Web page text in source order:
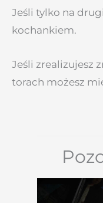
Jeśli tylko na
kochankiem.
Jeśli zrealizujesz
torach możesz